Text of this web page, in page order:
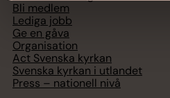
Bli medlem
Lediga jobb
Ge en gåva
Organisation
Act Svenska kyrkan
Svenska kyrkan i utlandet
Press – nationell nivå